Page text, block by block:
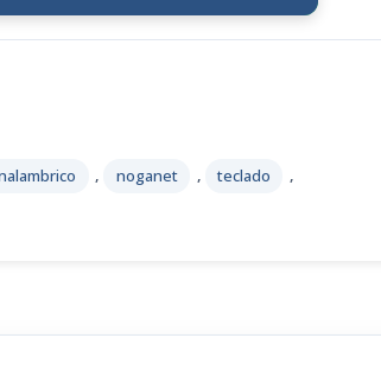
, noganet , teclado
,